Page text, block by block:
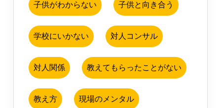
子供がわからない 子供と向き合う
学校にいかない 対人コンサル
対人関係 教えてもらったことがない
教え方 現場のメンタル